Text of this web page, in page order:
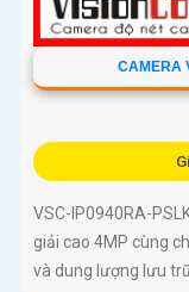
CAMERA
VSC-IP0940RA-
giải cao 4MP cùng
và dung lượng lưu